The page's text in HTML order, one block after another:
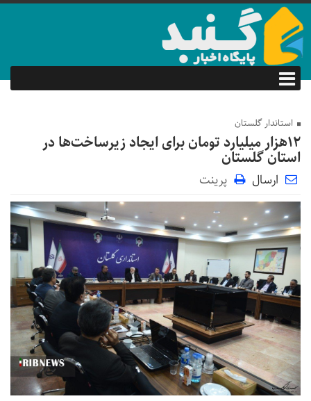
استاندار گلستان
۱۲هزار میلیارد تومان برای ایجاد زیرساخت‌ها در
استان گلستان
ارسال پرینت